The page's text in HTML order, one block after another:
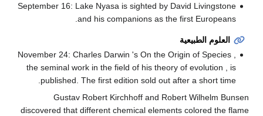
September 16: Lake Nyasa is sighted by David Livingstone
and his companions as the first Europeans.
العلوم الطبيعية
November 24: Charles Darwin 's On the Origin of Species ,
the seminal work in the field of his theory of evolution , is
published. The first edition sold out after a short time.
Gustav Robert Kirchhoff and Robert Wilhelm Bunsen
discovered that different chemical elements colored the flame